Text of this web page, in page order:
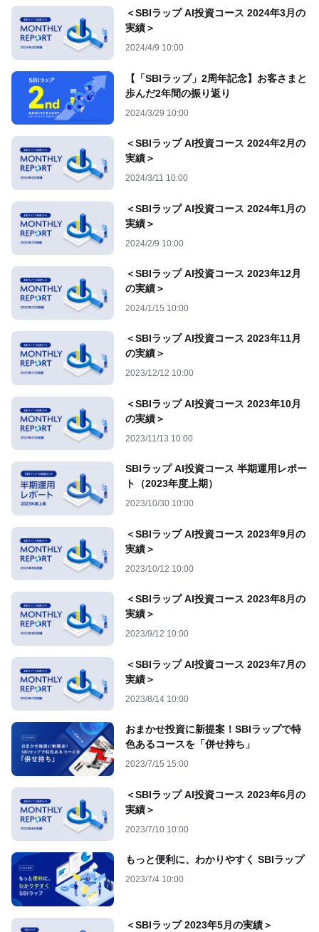
＜SBIラップ AI投資コース 2024年3月の
実績＞
2024/4/9 10:00
【「SBIラップ」2周年記念】お客さまと
歩んだ2年間の振り返り
2024/3/29 10:00
＜SBIラップ AI投資コース 2024年2月の
実績＞
2024/3/11 10:00
＜SBIラップ AI投資コース 2024年1月の
実績＞
2024/2/9 10:00
＜SBIラップ AI投資コース 2023年12月
の実績＞
2024/1/15 10:00
＜SBIラップ AI投資コース 2023年11月
の実績＞
2023/12/12 10:00
＜SBIラップ AI投資コース 2023年10月
の実績＞
2023/11/13 10:00
SBIラップ AI投資コース 半期運用レポー
ト（2023年度上期）
2023/10/30 10:00
＜SBIラップ AI投資コース 2023年9月の
実績＞
2023/10/12 10:00
＜SBIラップ AI投資コース 2023年8月の
実績＞
2023/9/12 10:00
＜SBIラップ AI投資コース 2023年7月の
実績＞
2023/8/14 10:00
おまかせ投資に新提案！SBIラップで特
色あるコースを「併せ持ち」
2023/7/15 15:00
＜SBIラップ AI投資コース 2023年6月の
実績＞
2023/7/10 10:00
もっと便利に、わかりやすく SBIラップ
2023/7/4 10:00
＜SBIラップ 2023年5月の実績＞